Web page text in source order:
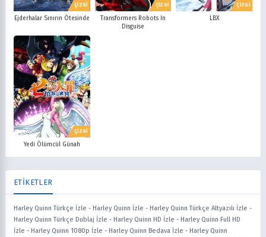
ÇİZGİ
Ejderhalar Sınırın Ötesinde
ÇİZGİ
Transformers Robots In
Disguise
ÇİZGİ
LBX
ÇİZGİ
Yedi Ölümcül Günah
ETİKETLER
Harley Quinn Türkçe İzle - Harley Quinn İzle - Harley Quinn Türkçe Altyazılı İzle -
Harley Quinn Türkçe Dublaj İzle - Harley Quinn HD İzle - Harley Quinn Full HD
İzle - Harley Quinn 1080p İzle - Harley Quinn Bedava İzle - Harley Quinn